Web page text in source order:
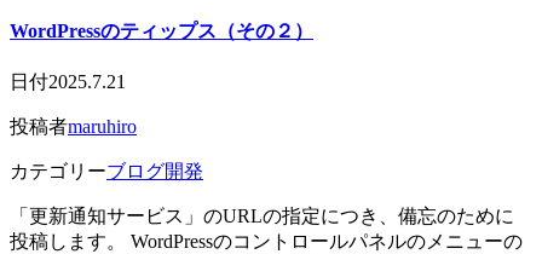
WordPressのティップス（その２）
日付2025.7.21
投稿者maruhiro
カテゴリーブログ開発
「更新通知サービス」のURLの指定につき、備忘のために
投稿します。 WordPressのコントロールパネルのメニューの